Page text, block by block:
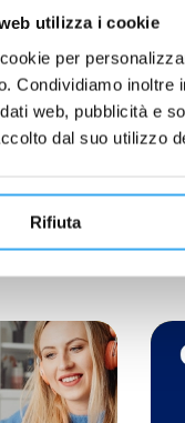
utilizza i cookie
per
Condividiamo
web, pubblicità e
dal suo utilizzo
Rifiuta